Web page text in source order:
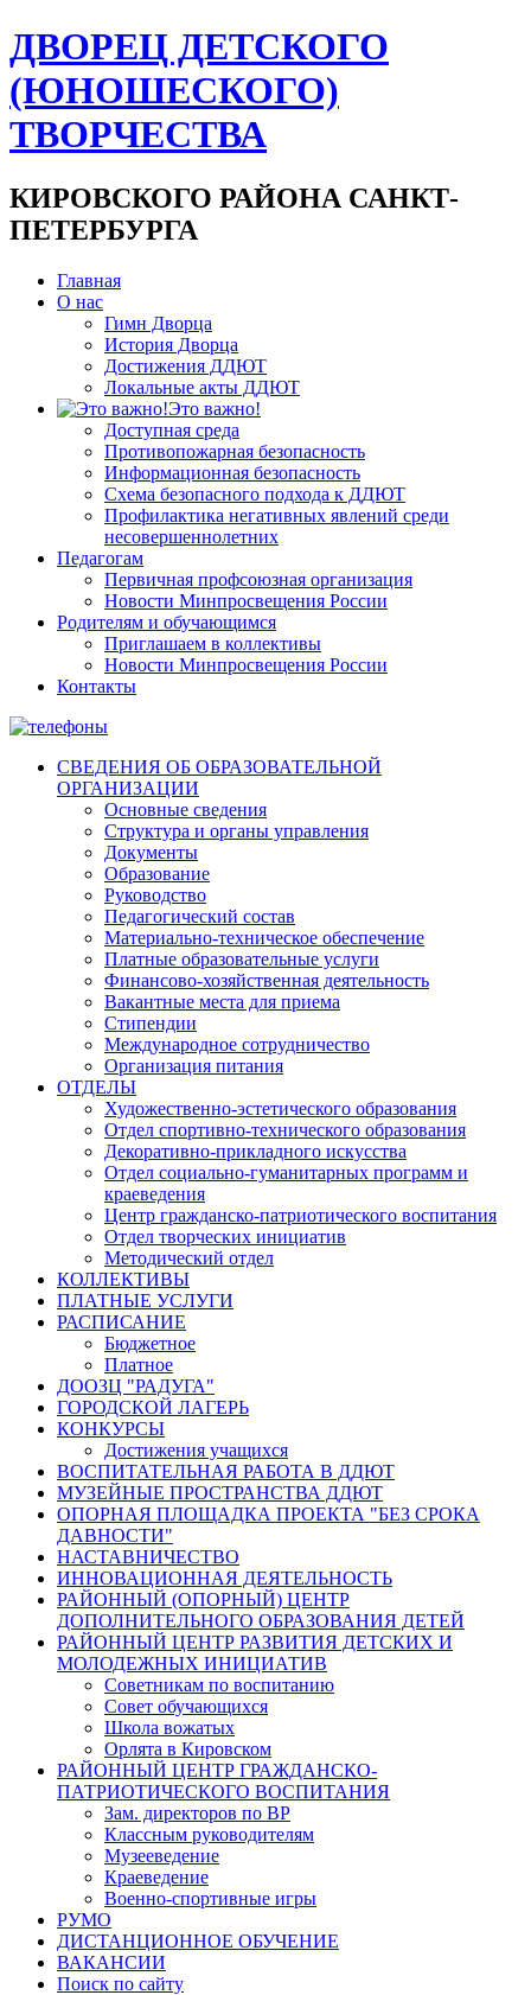
ДВОРЕЦ ДЕТСКОГО
(ЮНОШЕСКОГО)
ТВОРЧЕСТВА
КИРОВСКОГО РАЙОНА САНКТ-
ПЕТЕРБУРГА
Главная
О нас
Гимн Дворца
История Дворца
Достижения ДДЮТ
Локальные акты ДДЮТ
Это важно!
Доступная среда
Противопожарная безопасность
Информационная безопасность
Схема безопасного подхода к ДДЮТ
Профилактика негативных явлений среди
несовершеннолетних
Педагогам
Первичная профсоюзная организация
Новости Минпросвещения России
Родителям и обучающимся
Приглашаем в коллективы
Новости Минпросвещения России
Контакты
СВЕДЕНИЯ ОБ ОБРАЗОВАТЕЛЬНОЙ
ОРГАНИЗАЦИИ
Основные сведения
Структура и органы управления
Документы
Образование
Руководство
Педагогический состав
Материально-техническое обеспечение
Платные образовательные услуги
Финансово-хозяйственная деятельность
Вакантные места для приема
Стипендии
Международное сотрудничество
Организация питания
ОТДЕЛЫ
Художественно-эстетического образования
Отдел спортивно-технического образования
Декоративно-прикладного искусства
Отдел социально-гуманитарных программ и
краеведения
Центр гражданско-патриотического воспитания
Отдел творческих инициатив
Методический отдел
КОЛЛЕКТИВЫ
ПЛАТНЫЕ УСЛУГИ
РАСПИСАНИЕ
Бюджетное
Платное
ДООЗЦ "РАДУГА"
ГОРОДСКОЙ ЛАГЕРЬ
КОНКУРСЫ
Достижения учащихся
ВОСПИТАТЕЛЬНАЯ РАБОТА В ДДЮТ
МУЗЕЙНЫЕ ПРОСТРАНСТВА ДДЮТ
ОПОРНАЯ ПЛОЩАДКА ПРОЕКТА "БЕЗ СРОКА
ДАВНОСТИ"
НАСТАВНИЧЕСТВО
ИННОВАЦИОННАЯ ДЕЯТЕЛЬНОСТЬ
РАЙОННЫЙ (ОПОРНЫЙ) ЦЕНТР
ДОПОЛНИТЕЛЬНОГО ОБРАЗОВАНИЯ ДЕТЕЙ
РАЙОННЫЙ ЦЕНТР РАЗВИТИЯ ДЕТСКИХ И
МОЛОДЕЖНЫХ ИНИЦИАТИВ
Советникам по воспитанию
Совет обучающихся
Школа вожатых
Орлята в Кировском
РАЙОННЫЙ ЦЕНТР ГРАЖДАНСКО-
ПАТРИОТИЧЕСКОГО ВОСПИТАНИЯ
Зам. директоров по ВР
Классным руководителям
Музееведение
Краеведение
Военно-спортивные игры
РУМО
ДИСТАНЦИОННОЕ ОБУЧЕНИЕ
ВАКАНСИИ
Поиск по сайту